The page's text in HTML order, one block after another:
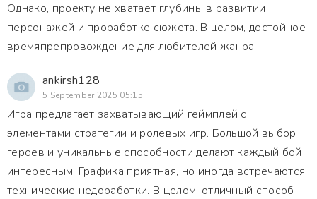
Однако, проекту не хватает глубины в развитии
персонажей и проработке сюжета. В целом, достойное
времяпрепровождение для любителей жанра.
ankirsh128
5 September 2025 05:15
Игра предлагает захватывающий геймплей с
элементами стратегии и ролевых игр. Большой выбор
героев и уникальные способности делают каждый бой
интересным. Графика приятная, но иногда встречаются
технические недоработки. В целом, отличный способ